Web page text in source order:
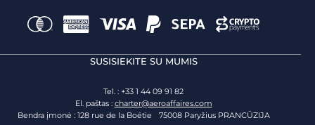
SUSISIEKITE SU MUMIS
Tel. : +33 1 44 09 91 82
El. paštas : charter@aeroaffaires.com
Bendra įmonė : 128 rue de la Boétie 75008 Paryžius PRANCŪZIJA